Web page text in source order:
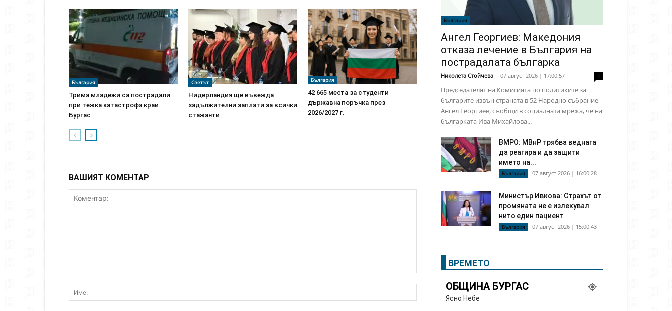
България
Трима младежи са пострадали
при тежка катастрофа край
Бургас
Светът
Нидерландия ще въвежда
задължителни заплати за всички
стажанти
България
42 665 места за студенти
държавна поръчка през
2026/2027 г.
ВАШИЯТ КОМЕНТАР
България
Ангел Георгиев: Македония
отказа лечение в България на
пострадалата българка
Николета Стойчева - 07 август 2026 | 17:00:57
Председателят на Комисията по политиките за
българите извън страната в 52 Народно събрание,
Ангел Георгиев, съобщи в социалната мрежа, че на
българката Ива Михайлова...
ВМРО: МВнР трябва веднага
да реагира и да защити
името на...
България 07 август 2026 | 16:00:28
Министър Ивкова: Страхът от
промяната не е излекувал
нито един пациент
България 07 август 2026 | 15:00:43
ВРЕМЕТО
ОБЩИНА БУРГАС
Ясно Небе